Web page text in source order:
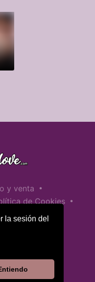
la sesión del
y venta •
de Cookies •
infantil